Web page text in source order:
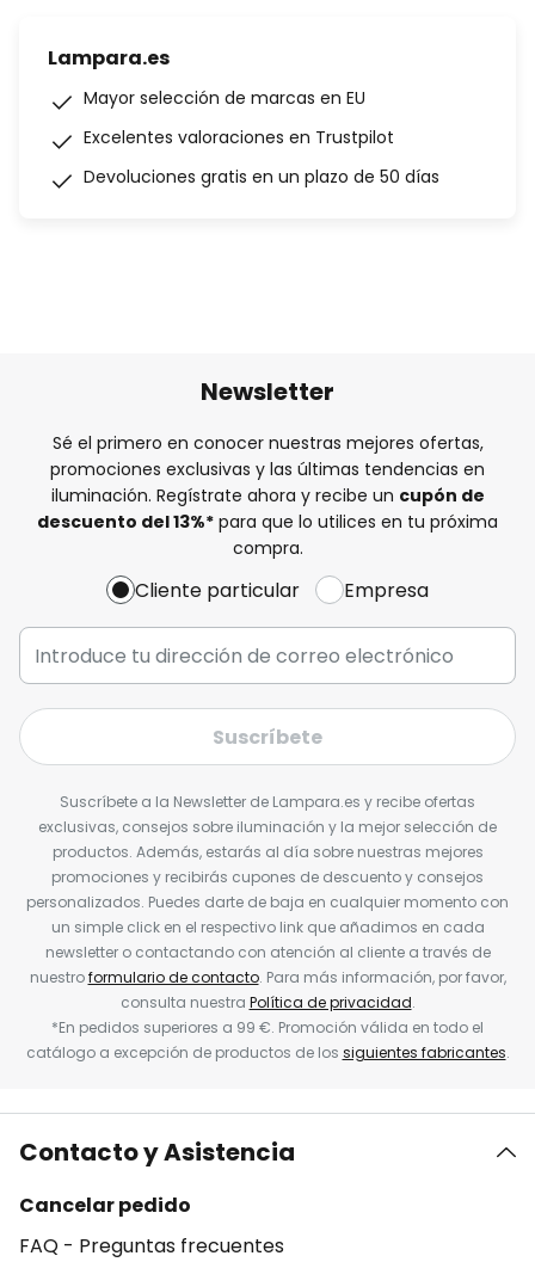
Lampara.es
Mayor selección de marcas en EU
Excelentes valoraciones en Trustpilot
Devoluciones gratis en un plazo de 50 días
Newsletter
Sé el primero en conocer nuestras mejores ofertas,
promociones exclusivas y las últimas tendencias en
iluminación. Regístrate ahora y recibe un cupón de
descuento del13%* para que lo utilices en tu próxima
compra.
Cliente particular Empresa
Suscríbete
Suscríbete a la Newsletter de Lampara.es y recibe ofertas
exclusivas, consejos sobre iluminación y la mejor selección de
productos. Además, estarás al día sobre nuestras mejores
promociones y recibirás cupones de descuento y consejos
personalizados. Puedes darte de baja en cualquier momento con
un simple click en el respectivo link que añadimos en cada
newsletter o contactando con atención al cliente a través de
nuestroformulario de contacto. Para más información, por favor,
consulta nuestra Política de privacidad.
*En pedidos superiores a 99 €. Promoción válida en todo el
catálogo a excepción de productos de los siguientes fabricantes.
Contacto y Asistencia
Cancelar pedido
FAQ - Preguntas frecuentes